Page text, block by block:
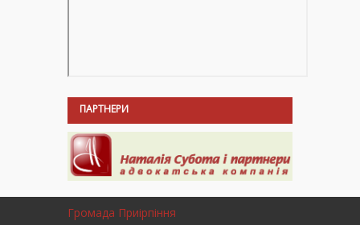
ПАРТНЕРИ
Громада Приірпіння